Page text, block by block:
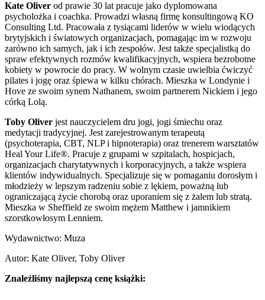
Kate Oliver od prawie 30 lat pracuje jako dyplomowana
psycholożka i coachka. Prowadzi własną firmę konsultingową KO
Consulting Ltd. Pracowała z tysiącami liderów w wielu wiodących
brytyjskich i światowych organizacjach, pomagając im w rozwoju
zarówno ich samych, jak i ich zespołów. Jest także specjalistką do
spraw efektywnych rozmów kwalifikacyjnych, wspiera bezrobotne
kobiety w powrocie do pracy. W wolnym czasie uwielbia ćwiczyć
pilates i jogę oraz śpiewa w kilku chórach. Mieszka w Londynie i
Hove ze swoim synem Nathanem, swoim partnerem Nickiem i jego
córką Lolą.
Toby Oliver jest nauczycielem dru jogi, jogi śmiechu oraz
medytacji tradycyjnej. Jest zarejestrowanym terapeutą
(psychoterapia, CBT, NLP i hipnoterapia) oraz trenerem warsztatów
Heal Your Life®. Pracuje z grupami w szpitalach, hospicjach,
organizacjach charytatywnych i korporacyjnych, a także wspiera
klientów indywidualnych. Specjalizuje się w pomaganiu dorosłym i
młodzieży w lepszym radzeniu sobie z lękiem, poważną lub
ograniczającą życie chorobą oraz uporaniem się z żalem lub stratą.
Mieszka w Sheffield ze swoim mężem Matthew i jamnikiem
szorstkowłosym Lenniem.
Wydawnictwo: Muza
Autor: Kate Oliver, Toby Oliver
Znaleźliśmy najlepszą cenę książki: